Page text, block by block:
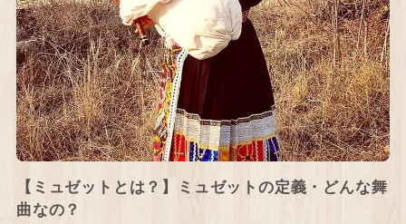
【ミュゼットとは？】ミュゼットの定義・どんな舞
曲なの？